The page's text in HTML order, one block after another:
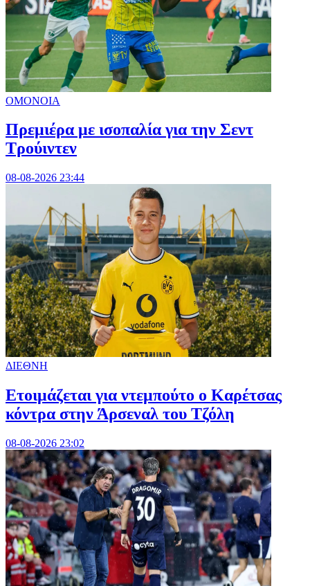
ΟΜΟΝΟΙΑ
Πρεμιέρα με ισοπαλία για την Σεντ
Τρούιντεν
08-08-2026 23:44
ΔΙΕΘΝΗ
Ετοιμάζεται για ντεμπούτο ο Καρέτσας
κόντρα στην Άρσεναλ του Τζόλη
08-08-2026 23:02